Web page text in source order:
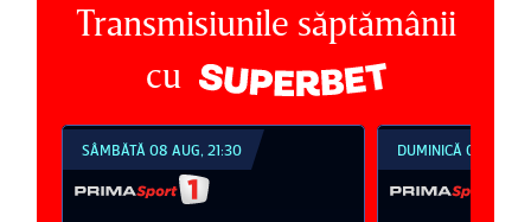
Transmisiunile săptămânii
cu
SÂMBĂTĂ 08 AUG, 21:30 DUMINICĂ 09 AUG,